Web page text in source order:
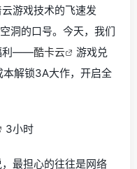
游戏技术的飞速发
洞的口号。今天，我们
利——酷卡云
游戏兑
解锁3A大作，开启全
3小时
最担心的往往是网络